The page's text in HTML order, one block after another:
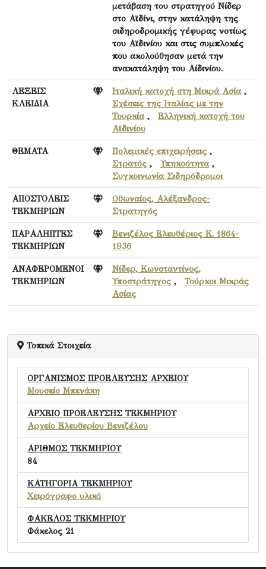
μετάβαση του στρατηγού Νίδερ
στο Αϊδίνι, στην κατάληψη της
σιδηροδρομικής γέφυρας νοτίως
του Αϊδινίου και στις συμπλοκές
που ακολούθησαν μετά την
ανακατάληψη του Αίδινίου.
ΛΕΞΕΙΣ
ΚΛΕΙΔΙΑ
Ιταλική κατοχή στη Μικρά Ασία,
Σχέσεις της Ιταλίας με την
Τουρκία, Ελληνική κατοχή του
Αϊδινίου
ΘΕΜΑΤΑ Πολεμικές επιχειρήσεις ,
Στρατός , Υπηκοότητα,
Συγκοινωνία Σιδηρόδρομοι
ΑΠΟΣΤΟΛΕΙΣ
ΤΕΚΜΗΡΙΩΝ
Οθωναίος, Αλέξανδρος-
Στρατηγός
ΠΑΡΑΛΗΠΤΕΣ
ΤΕΚΜΗΡΙΩΝ
Βενιζέλος Ελευθέριος Κ. 1864-
1936
ΑΝΑΦΕΡΟΜΕΝΟΙ
ΤΕΚΜΗΡΙΩΝ
Νίδερ, Κωνσταντίνος,
Υποστράτηγος , Τούρκοι Μικράς
Ασίας
Τοπικά Στοιχεία
ΟΡΓΑΝΙΣΜΟΣ ΠΡΟΕΛΕΥΣΗΣ ΑΡΧΕΙΟΥ
Μουσείο Μπενάκη
ΑΡΧΕΙΟ ΠΡΟΕΛΕΥΣΗΣ ΤΕΚΜΗΡΙΟΥ
Αρχείο Ελευθερίου Βενιζέλου
ΑΡΙΘΜΟΣ ΤΕΚΜΗΡΙΟΥ
84
ΚΑΤΗΓΟΡΙΑ ΤΕΚΜΗΡΙΟΥ
Χειρόγραφο υλικό
ΦΑΚΕΛΟΣ ΤΕΚΜΗΡΙΟΥ
Φάκελος 21